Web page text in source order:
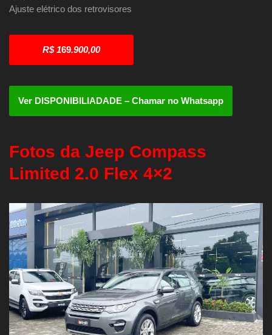
Ajuste elétrico dos retrovisores
R$ 169.900,00
Ver DISPONIBILIADADE – Chamar no Whatsapp
Fotos da Jeep Compass
Limited 2.0 Flex 4×2